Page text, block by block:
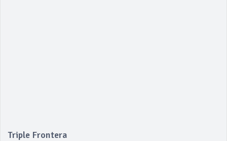
Triple Frontera